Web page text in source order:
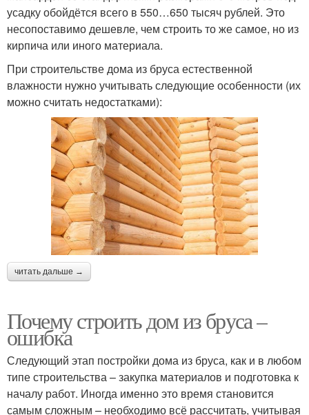
усадку обойдётся всего в 550…650 тысяч рублей. Это
несопоставимо дешевле, чем строить то же самое, но из
кирпича или иного материала.
При строительстве дома из бруса естественной
влажности нужно учитывать следующие особенности (их
можно считать недостатками):
читать дальше →
Почему строить дом из бруса –
ошибка
Следующий этап постройки дома из бруса, как и в любом
типе строительства – закупка материалов и подготовка к
началу работ. Иногда именно это время становится
самым сложным – необходимо всё рассчитать, учитывая